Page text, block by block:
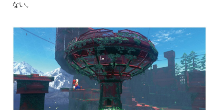
ない。